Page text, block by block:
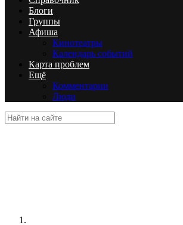
Блоги
Группы
Афиша
Кинотеатры
Календарь событий
Карта проблем
Ещё
Комментарии
Люди